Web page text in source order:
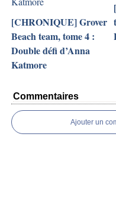
[CHRONIQUE] Grover
Beach team, tome 4 :
Double défi d’Anna
Katmore
Commentaires
Ajouter un